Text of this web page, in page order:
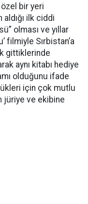
özel bir yeri
aldığı ilk ciddi
olması ve yıllar
filmiyle Sırbistan’a
gittiklerinde
aynı kitabı hediye
olduğunu ifade
için çok mutlu
jüriye ve ekibine